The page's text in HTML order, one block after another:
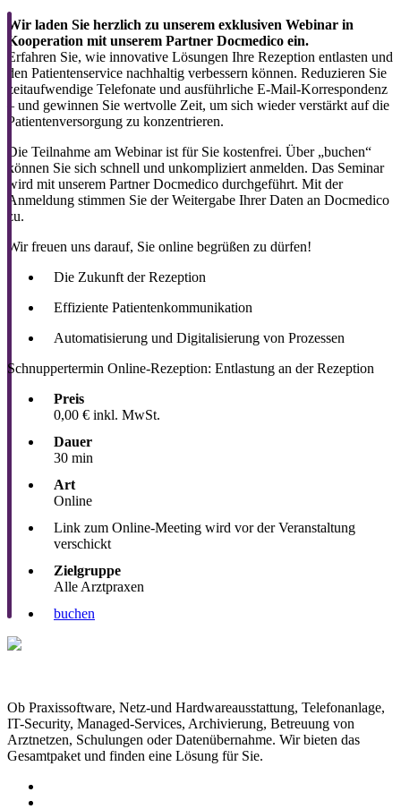
Wir laden Sie herzlich zu unserem exklusiven Webinar in
Kooperation mit unserem Partner Docmedico ein.
Erfahren Sie, wie innovative Lösungen Ihre Rezeption entlasten und
den Patientenservice nachhaltig verbessern können. Reduzieren Sie
zeitaufwendige Telefonate und ausführliche E-Mail-Korrespondenz
– und gewinnen Sie wertvolle Zeit, um sich wieder verstärkt auf die
Patientenversorgung zu konzentrieren.
Die Teilnahme am Webinar ist für Sie kostenfrei. Über „buchen“
können Sie sich schnell und unkompliziert anmelden. Das Seminar
wird mit unserem Partner Docmedico durchgeführt. Mit der
Anmeldung stimmen Sie der Weitergabe Ihrer Daten an Docmedico
zu.
Wir freuen uns darauf, Sie online begrüßen zu dürfen!
Die Zukunft der Rezeption
Effiziente Patientenkommunikation
Automatisierung und Digitalisierung von Prozessen
Schnuppertermin Online-Rezeption: Entlastung an der Rezeption
Preis
0,00 € inkl. MwSt.
Dauer
30 min
Art
Online
Link zum Online-Meeting wird vor der Veranstaltung
verschickt
Zielgruppe
Alle Arztpraxen
buchen
Ob Praxissoftware, Netz-und Hardwareausstattung, Telefonanlage,
IT-Security, Managed-Services, Archivierung, Betreuung von
Arztnetzen, Schulungen oder Datenübernahme. Wir bieten das
Gesamtpaket und finden eine Lösung für Sie.